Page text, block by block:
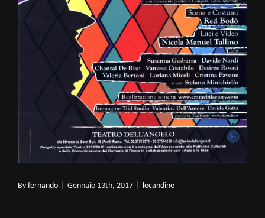
By fernando Gennaio 13th, 2017 locandine